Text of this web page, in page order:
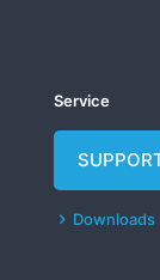
Service
Downloads